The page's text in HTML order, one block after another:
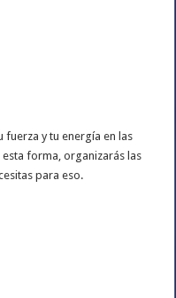
fuerza y tu energía en las
esta forma, organizarás las
para eso.